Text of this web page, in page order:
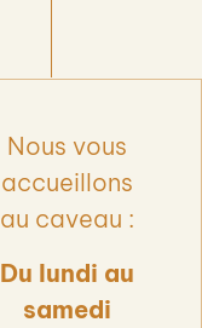
Nous vous
accueillons
au caveau :
Du lundi au
samedi